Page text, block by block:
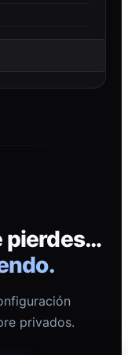
pierdes…
privados.